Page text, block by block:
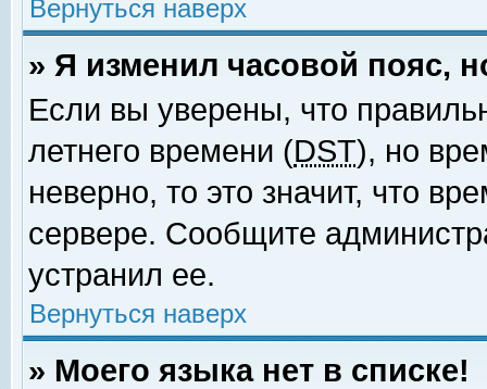
Вернуться наверх
» Я изменил часовой пояс,
Если вы уверены, что
летнего времени (DST), но
неверно, то это значит, что
сервере. Сообщите
устранил ее.
Вернуться наверх
» Моего языка нет в списке!